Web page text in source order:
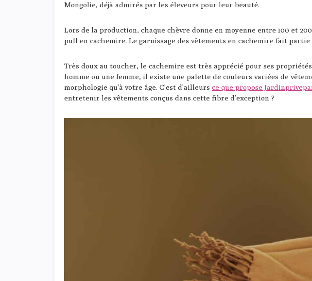
Mongolie, déjà admirés par les éleveurs pour leur beauté.
Lors de la production, chaque chèvre donne en moyenne entre 100 et
pull en cachemire. Le garnissage des vêtements en cachemire fait
Très doux au toucher, le cachemire est très apprécié pour ses
homme ou une femme, il existe une palette de couleurs variées de
morphologie qu’à votre âge. C’est d’ailleurs ce que propose
entretenir les vêtements conçus dans cette fibre d’exception ?